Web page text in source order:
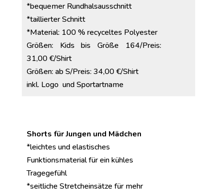
*bequemer Rundhalsausschnitt
*taillierter Schnitt
*Material: 100 % recyceltes Polyester
Größen: Kids bis Größe 164/Preis:
31,00 €/Shirt
Größen: ab S/Preis: 34,00 €/Shirt
inkl. Logo und Sportartname
Shorts für Jungen und Mädchen
*leichtes und elastisches
Funktionsmaterial für ein kühles
Tragegefühl
*seitliche Stretcheinsätze für mehr